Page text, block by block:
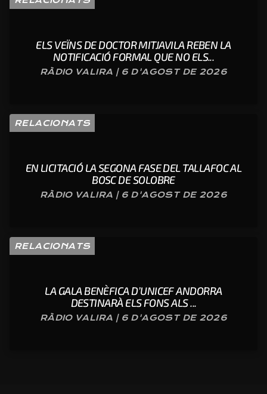
ELS VEÏNS DE DOCTOR MITJAVILA REBEN LA
NOTIFICACIÓ FORMAL QUE NO ELS...
RÀDIO VALIRA | 6 D'AGOST DE 2026
RELACIONATS
EN LICITACIÓ LA SEGONA FASE DEL TALLAFOC AL
BOSC DE SOLOBRE
RÀDIO VALIRA | 6 D'AGOST DE 2026
RELACIONATS
LA GALA BENÈFICA D’UNICEF ANDORRA
DESTINARÀ ELS FONS ALS ...
RÀDIO VALIRA | 6 D'AGOST DE 2026